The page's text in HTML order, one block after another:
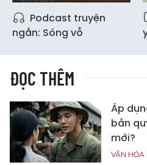
Podcast truyện
ngắn: Sóng vỗ
ĐỌC THÊM
Áp
bản
mới?
VĂN HÓA